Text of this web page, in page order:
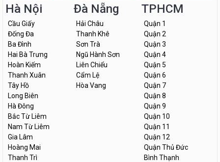
Hà Nội
Cầu Giấy
Đống Đa
Ba Đình
Hai Bà Trưng
Hoàn Kiếm
Thanh Xuân
Tây Hồ
Long Biên
Hà Đông
Bắc Từ Liêm
Nam Từ Liêm
Gia Lâm
Hoàng Mai
Thanh Trì
Đà Nẵng
Hải Châu
Thanh Khê
Sơn Trà
Ngũ Hành Sơn
Liên Chiểu
Cẩm Lệ
Hòa Vang
TPHCM
Quận 1
Quận 2
Quận 3
Quận 4
Quận 5
Quận 6
Quận 7
Quận 8
Quận 9
Quận 10
Quận 11
Quận 12
Quận Thủ Đức
Bình Thạnh